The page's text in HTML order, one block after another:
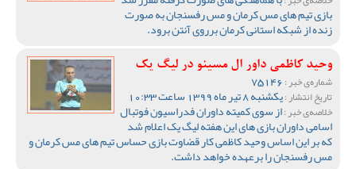
بازی تیم های مس کرمان و مس رفسنجان به صورت
زنده از شبکه استانی کرمان برروی آنتن برود.
وحید کاظمی داور ال مسینو در لیگ یک
شماره‌ی خبر :
تاریخ انتشار :یکشنبه 8 تیر ماه 1399 ساعت 10:33
خلاصه‌ی خبر :از سوی کمیته داوران فدراسیون فوتبال
اسامی داوران بازی های این هفته لیگ یک اعلام شد
که بر این اساس وحید کاظمی کار قضاوت بازی حساس تیم های مس کرمان و
مس رفسنجان را برعهده خواهد داشت.